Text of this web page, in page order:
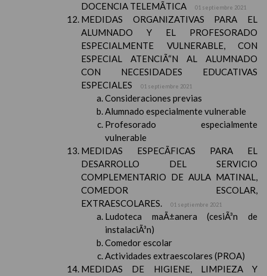
DOCENCIA TELEMÃTICA
01 septiembre 2021
MEDIDAS ORGANIZATIVAS PARA EL
ALUMNADO Y EL PROFESORADO
ESPECIALMENTE VULNERABLE, CON
ESPECIAL ATENCIÃ“N AL ALUMNADO
CON NECESIDADES EDUCATIVAS
ESPECIALES
01 septiembre 2021
Consideraciones previas
Alumnado especialmente vulnerable
Profesorado especialmente
vulnerable
MEDIDAS ESPECÃFICAS PARA EL
DESARROLLO DEL SERVICIO
COMPLEMENTARIO DE AULA MATINAL,
COMEDOR ESCOLAR,
EXTRAESCOLARES.
01 septiembre 2021
Ludoteca maÃ±anera (cesiÃ³n de
instalaciÃ³n)
Comedor escolar
Actividades extraescolares (PROA)
MEDIDAS DE HIGIENE, LIMPIEZA Y